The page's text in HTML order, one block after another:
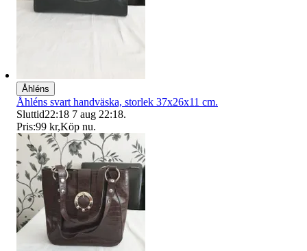
Åhléns
Åhléns svart handväska, storlek 37x26x11 cm.
Sluttid22:18 7 aug 22:18.
Pris:99 kr,Köp nu.